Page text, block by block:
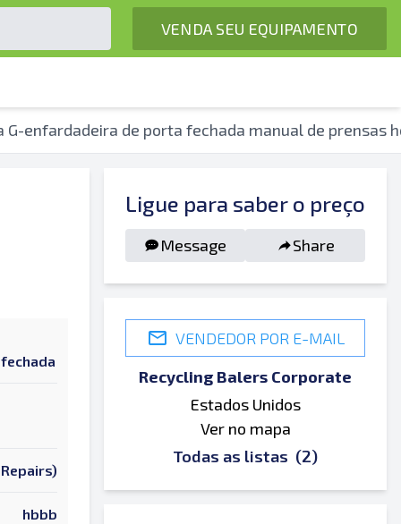
VENDA SEU EQUIPAMENTO
G-enfardadeira de porta fechada manual de prensas
hbbb
Ligue para saber o preço
Message Share
VENDEDOR POR E-MAIL
Recycling Balers Corporate
Estados Unidos
Ver no mapa
Todas as listas (2)